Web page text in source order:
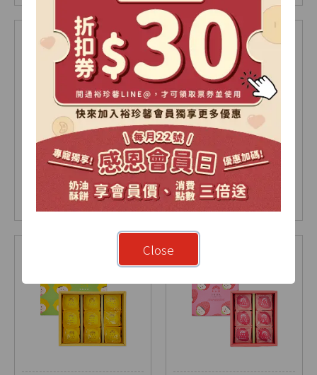
【2026中秋限定】暖
月-雙層A禮盒
18入(盒)
NT$ 1030
烏豆沙蛋黃酥禮盒
9入(盒)
NT$ 675 NT$ 630
Close